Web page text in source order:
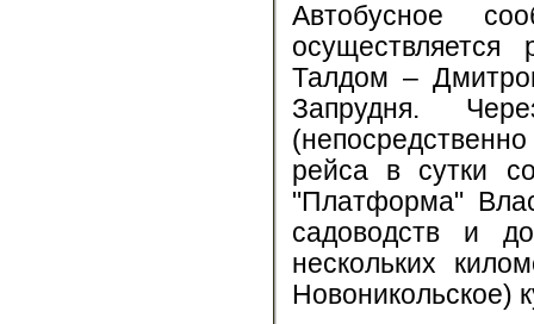
Автобусное
Талдом –
Запрудня.
рейса в сутки
"Платформа"
садоводств и
нескольких
Новоникольское)